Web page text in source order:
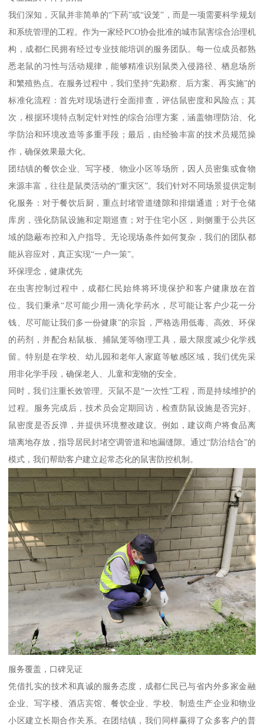
我们深知，灭鼠并非简单的“下药”或“设笼”，而是一项需要科学规划
和系统管理的工程。作为一家经PCO协会批准的城市鼠害综合治理机
构，成都仁民拥有经过专业技能培训的服务团队。每一位成员都熟
悉老鼠的习性与活动规律，能够精准识别鼠类入侵路径、栖息场所
和繁殖热点。在服务过程中，我们坚持“先勘察、后方案、再实施”的
标准化流程：首先对现场进行全面排查，评估鼠密度和风险点；其
次，根据环境特点制定针对性的综合治理方案，涵盖物理防治、化
学防治和环境改造等多重手段；最后，由经验丰富的技术员规范操
作，确保效果最大化。
团结镇的餐饮企业、写字楼、物业小区等场所，因人员密集或食物
来源丰富，往往是鼠类活动的“重灾区”。我们针对不同场景提供定制
化服务：对于餐饮后厨，重点封堵管道缝隙和排烟通道；对于仓储
库房，强化防鼠设施和定期巡查；对于住宅小区，则侧重于公共区
域的隐蔽布控和入户指导。无论现场条件如何复杂，我们的团队都
能从容应对，真正实现“一户一策”。
环保理念，健康优先
在虫害控制过程中，成都仁民始终将环境保护和客户健康放在首
位。我们秉承“尽可能少用一滴化学药水，尽可能让客户少花一分
钱、尽可能让我们多一份健康”的宗旨，严格选用低毒、高效、环保
的药剂，并配合粘鼠板、捕鼠笼等物理工具，最大限度减少化学残
留。特别是在学校、幼儿园和老年人家庭等敏感区域，我们优先采
用非化学手段，确保老人、儿童和宠物的安全。
同时，我们注重长效管理。灭鼠不是“一次性”工程，而是持续维护的
过程。服务完成后，技术员会定期回访，检查防鼠设施是否完好、
鼠密度是否反弹，并提供环境整改建议。例如，建议商户将食品离
墙离地存放，指导居民封堵空调管道和地漏缝隙。通过“防治结合”的
模式，我们帮助客户建立起常态化的鼠害防控机制。
服务覆盖，口碑见证
凭借扎实的技术和真诚的服务态度，成都仁民已与省内外多家金融
企业、写字楼、酒店宾馆、餐饮企业、学校、制造生产企业和物业
小区建立长期合作关系。在团结镇，我们同样赢得了众多客户的普